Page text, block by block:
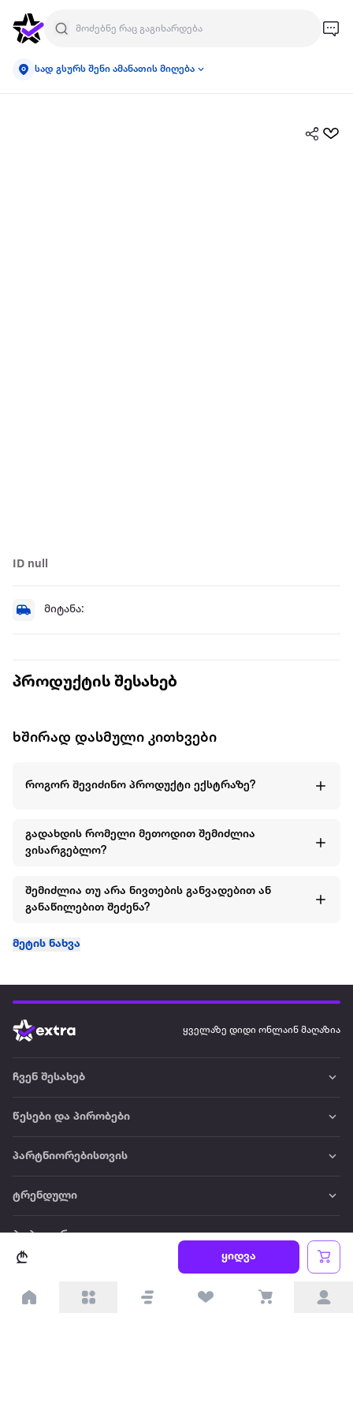
სად გსურს შენი ამანათის მიღება
ID null
მიტანა:
ყიდვა
პროდუქტის შესახებ
ხშირად დასმული კითხვები
როგორ შევიძინო პროდუქტი ექსტრაზე?
გადახდის რომელი მეთოდით შემიძლია
ვისარგებლო?
შემიძლია თუ არა ნივთების განვადებით ან
განაწილებით შეძენა?
მეტის ნახვა
ყველაზე დიდი ონლაინ მაღაზია
ჩვენ შესახებ
წესები და პირობები
პარტნიორებისთვის
ტრენდული
პოპულარული